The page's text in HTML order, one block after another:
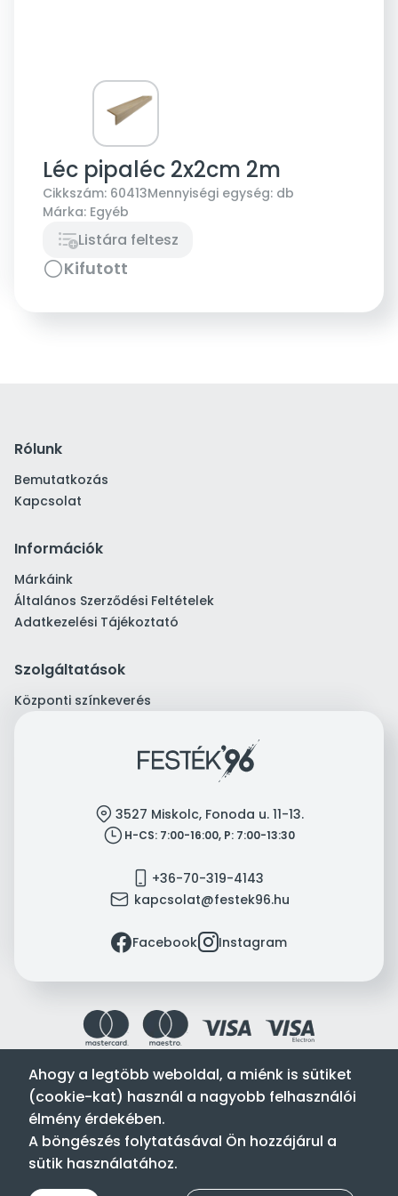
Léc pipaléc 2x2cm 2m
Cikkszám: 60413Mennyiségi egység: db
Márka: Egyéb
Listára feltesz
Kifutott
Rólunk
Bemutatkozás
Kapcsolat
Információk
Márkáink
Általános Szerződési Feltételek
Adatkezelési Tájékoztató
Szolgáltatások
Központi színkeverés
location 3527 Miskolc, Fonoda u. 11-13.
clock H-CS: 7:00-16:00, P: 7:00-13:30
mobile +36-70-319-4143
mail kapcsolat@festek96.hu
facebookFacebookinstagramInstagram
Festék’96 Kft. © 1996-2024. Minden jog fenntartva.
Tervezte és készítette:
forgalmazója.
Ahogy a legtöbb weboldal, a miénk is sütiket
(cookie-kat) használ a nagyobb felhasználói
élmény érdekében.
A böngészés folytatásával Ön hozzájárul a
sütik használatához.